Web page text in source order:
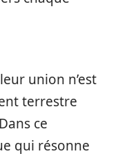
union n’est
terrestre
ce
qui résonne